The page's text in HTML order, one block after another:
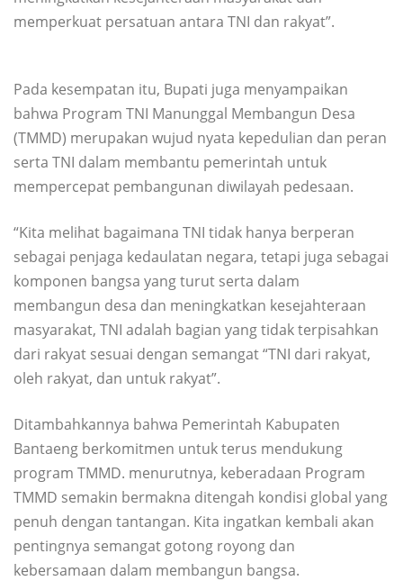
memperkuat persatuan antara TNI dan rakyat”.
Pada kesempatan itu, Bupati juga menyampaikan
bahwa Program TNI Manunggal Membangun Desa
(TMMD) merupakan wujud nyata kepedulian dan peran
serta TNI dalam membantu pemerintah untuk
mempercepat pembangunan diwilayah pedesaan.
“Kita melihat bagaimana TNI tidak hanya berperan
sebagai penjaga kedaulatan negara, tetapi juga sebagai
komponen bangsa yang turut serta dalam
membangun desa dan meningkatkan kesejahteraan
masyarakat, TNI adalah bagian yang tidak terpisahkan
dari rakyat sesuai dengan semangat “TNI dari rakyat,
oleh rakyat, dan untuk rakyat”.
Ditambahkannya bahwa Pemerintah Kabupaten
Bantaeng berkomitmen untuk terus mendukung
program TMMD. menurutnya, keberadaan Program
TMMD semakin bermakna ditengah kondisi global yang
penuh dengan tantangan. Kita ingatkan kembali akan
pentingnya semangat gotong royong dan
kebersamaan dalam membangun bangsa.